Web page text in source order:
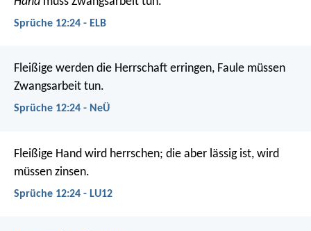
Sprüche 12:24 - ELB
Fleißige werden die Herrschaft erringen, Faule müssen
Zwangsarbeit tun.
Sprüche 12:24 - NeÜ
Fleißige Hand wird herrschen; die aber lässig ist, wird
müssen zinsen.
Sprüche 12:24 - LU12